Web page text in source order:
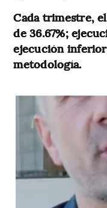
Cada trimestre,
de 36.67%;
ejecución
metodología.